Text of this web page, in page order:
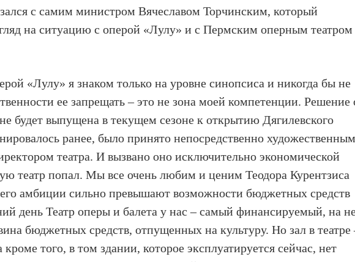
с самим министром Вячеславом Торчинским, который
на ситуацию с оперой «Лулу» и с Пермским оперным театром
«Лулу» я знаком только на уровне синопсиса и никогда бы не
ее запрещать – это не зона моей компетенции. Решение
будет выпущена в текущем сезоне к открытию Дягилевского
ранее, было принято непосредственно
театра. И вызвано оно исключительно экономической
театр попал. Мы все очень любим и ценим Теодора Курентзиса
амбиции сильно превышают возможности бюджетных средств
день Театр оперы и балета у нас – самый финансируемый, на
бюджетных средств, отпущенных на культуру. Но зал в театре
кроме того, в том здании, которое эксплуатируется сейчас, нет